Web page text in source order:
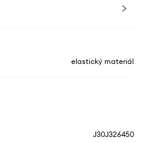
elastický materiál
J30J326450